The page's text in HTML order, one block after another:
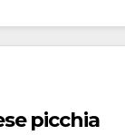
picchia